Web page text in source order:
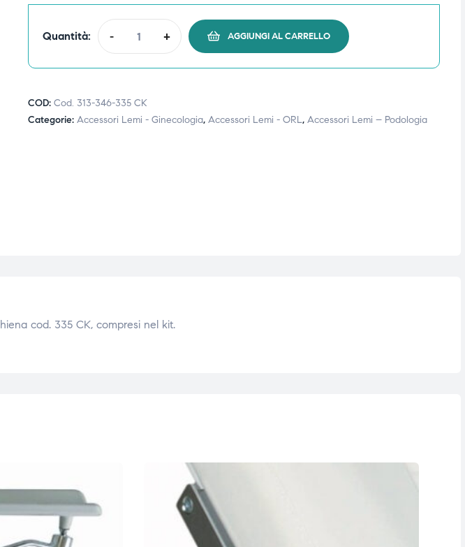
Quantità: - + AGGIUNGI AL CARRELLO
COD: Cod. 313-346-335 CK
Categorie: Accessori Lemi - Ginecologia, Accessori Lemi - ORL, Accessori Lemi – Podologia
cod. 335 CK, compresi nel kit.